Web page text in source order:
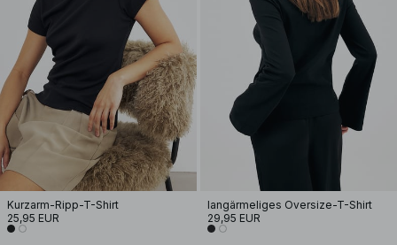
Kurzarm-Ripp-T-Shirt
25,95 EUR
langärmeliges Oversize-T-Shirt
29,95 EUR